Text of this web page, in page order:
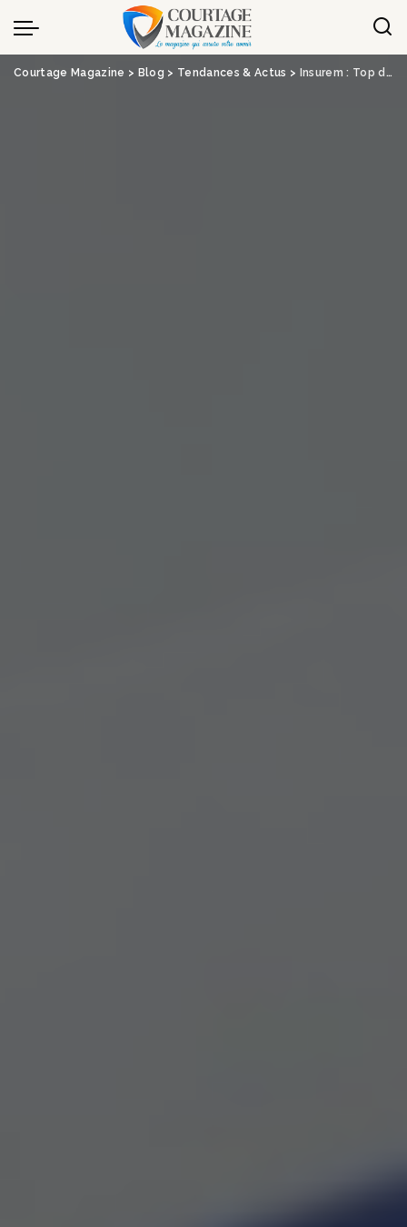
Panneau de gestion des cookies
Courtage Magazine > Blog > Tendances & Actus > Insurem : Top départ pour le transfert de portefeuille